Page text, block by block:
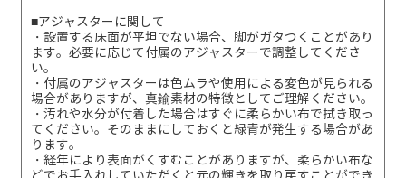
■アジャスターに関して
・設置する床面が平坦でない場合、脚がガタつくことがあり
ます。必要に応じて付属のアジャスターで調整してくださ
い。
・付属のアジャスターは色ムラや使用による変色が見られる
場合がありますが、真鍮素材の特徴としてご理解ください。
・汚れや水分が付着した場合はすぐに柔らかい布で拭き取っ
てください。そのままにしておくと緑青が発生する場合があ
ります。
・経年により表面がくすむことがありますが、柔らかい布な